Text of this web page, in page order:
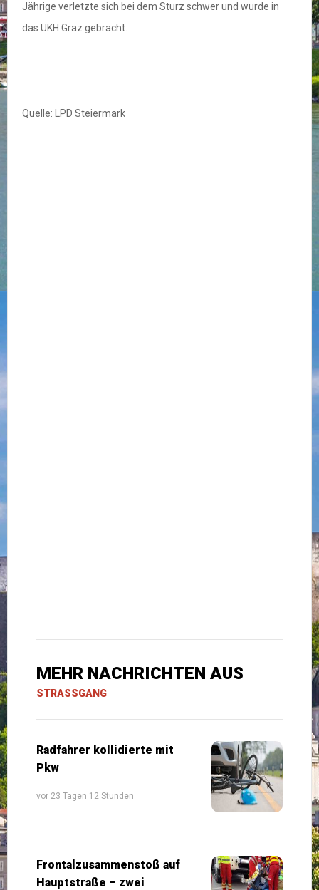
Jährige verletzte sich bei dem Sturz schwer und wurde in
das UKH Graz gebracht.
Quelle: LPD Steiermark
MEHR NACHRICHTEN AUS
STRASSGANG
Radfahrer kollidierte mit
Pkw
vor 23 Tagen 12 Stunden
Frontalzusammenstoß auf
Hauptstraße – zwei